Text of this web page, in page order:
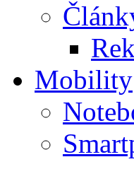
Mobility